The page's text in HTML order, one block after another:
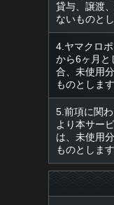
貸与、譲渡
ないものとし
4.ヤマクロ
から6ヶ月と
合、未使用
ものとします
5.前項に関
より本サー
は、未使用
ものとします